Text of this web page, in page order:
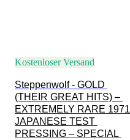
Kostenloser Versand
Steppenwolf - GOLD
(THEIR GREAT HITS) –
EXTREMELY RARE 1971
JAPANESE TEST
PRESSING – SPECIAL